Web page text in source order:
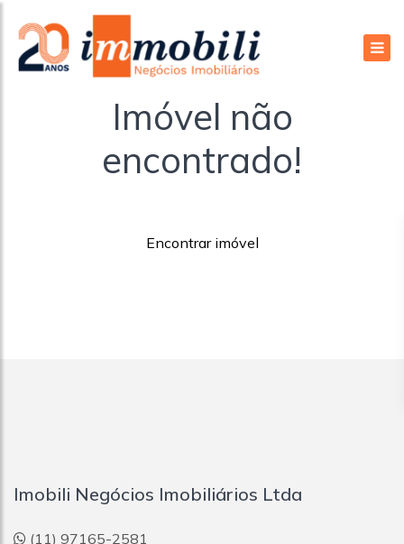
Imóvel não
encontrado!
Encontrar imóvel
Imobili Negócios Imobiliários Ltda
(11) 97165-2581